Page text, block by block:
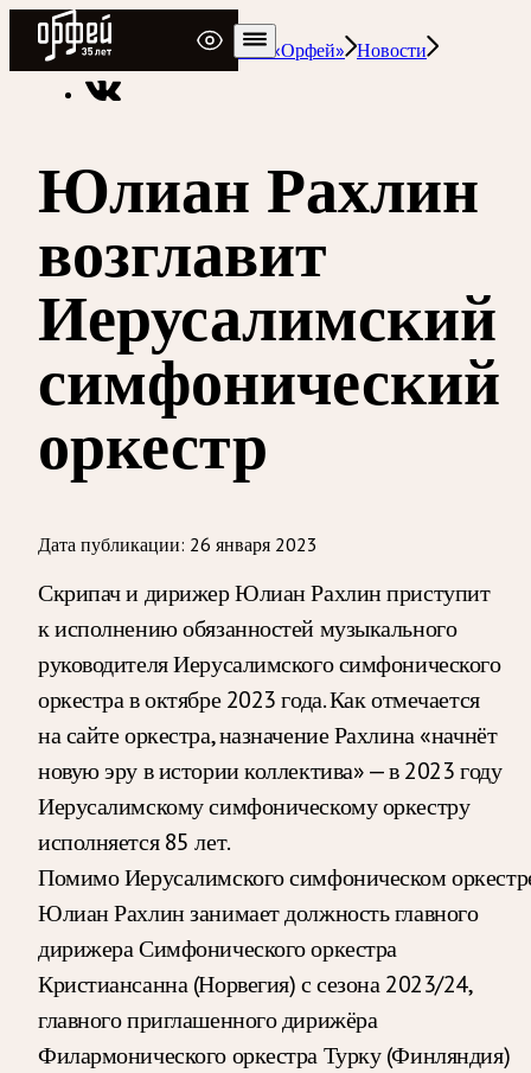
Радио Орфей
Радио классической музыки «Орфей» Новости
Юлиан Рахлин
возглавит
Иерусалимский
симфонический
оркестр
Дата публикации: 26 января 2023
Скрипач и дирижер Юлиан Рахлин приступит
к исполнению обязанностей музыкального
руководителя Иерусалимского симфонического
оркестра в октябре 2023 года. Как отмечается
на сайте оркестра, назначение Рахлина «начнёт
новую эру в истории коллектива» — в 2023 году
Иерусалимскому симфоническому оркестру
исполняется 85 лет.
Помимо Иерусалимского симфоническом
Юлиан Рахлин занимает должность главного
дирижера Симфонического оркестра
Кристиансанна (Норвегия) с сезона 2023/24,
главного приглашенного дирижёра
Филармонического оркестра Турку (Финляндия)